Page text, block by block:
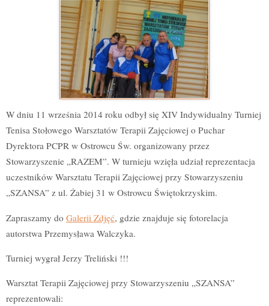
W dniu 11 września 2014 roku odbył się XIV Indywidualny Turniej
Tenisa Stołowego Warsztatów Terapii Zajęciowej o Puchar
Dyrektora PCPR w Ostrowcu Św. organizowany przez
Stowarzyszenie „RAZEM”. W turnieju wzięła udział reprezentacja
uczestników Warsztatu Terapii Zajęciowej przy Stowarzyszeniu
„SZANSA” z ul. Żabiej 31 w Ostrowcu Świętokrzyskim.
Zapraszamy do Galerii Zdjęć, gdzie znajduje się fotorelacja
autorstwa Przemysława Walczyka.
Turniej wygrał Jerzy Treliński !!!
Warsztat Terapii Zajęciowej przy Stowarzyszeniu „SZANSA”
reprezentowali: